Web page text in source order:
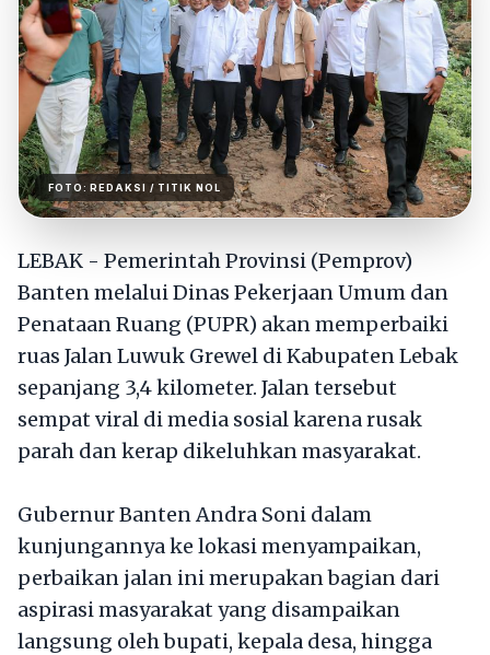
FOTO:REDAKSI / TITIK NOL
LEBAK - Pemerintah Provinsi (Pemprov)
Banten melalui Dinas Pekerjaan Umum dan
Penataan Ruang (PUPR) akan memperbaiki
ruas Jalan Luwuk Grewel di Kabupaten Lebak
sepanjang 3,4 kilometer. Jalan tersebut
sempat viral di media sosial karena rusak
parah dan kerap dikeluhkan masyarakat.
Gubernur Banten Andra Soni dalam
kunjungannya ke lokasi menyampaikan,
perbaikan jalan ini merupakan bagian dari
aspirasi masyarakat yang disampaikan
langsung oleh bupati, kepala desa, hingga